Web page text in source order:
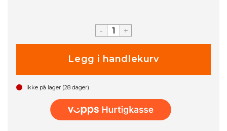
- +
Ikke på lager (28 dager)